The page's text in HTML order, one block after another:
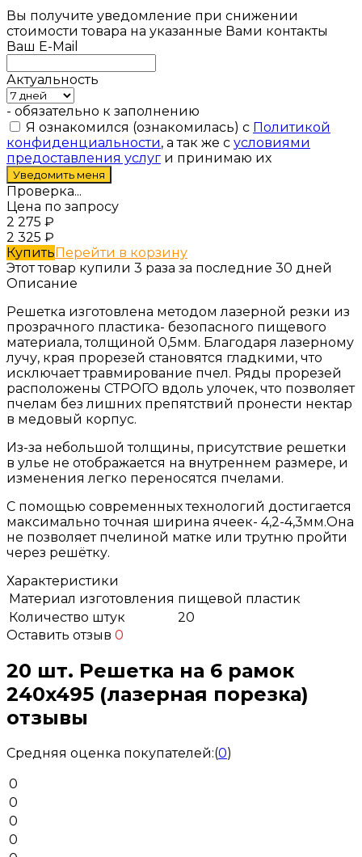
Вы получите уведомление при снижении
стоимости товара на указанные Вами контакты
Ваш E-Mail
Актуальность
- обязательно к заполнению
Я ознакомился (ознакомилась) с Политикой
конфиденциальности, а так же с условиями
предоставления услуг и принимаю их
Проверка...
Цена по запросу
2 275 ₽
2 325 ₽
КупитьПерейти в корзину
Этот товар купили 3 раза за последние 30 дней
Описание
Решетка изготовлена методом лазерной резки из
прозрачного пластика- безопасного пищевого
материала, толщиной 0,5мм. Благодаря лазерному
лучу, края прорезей становятся гладкими, что
исключает травмирование пчел. Ряды прорезей
расположены СТРОГО вдоль улочек, что позволяет
пчелам без лишних препятствий пронести нектар
в медовый корпус.
Из-за небольшой толщины, присутствие решетки
в улье не отображается на внутреннем размере, и
изменения легко переносятся пчелами.
С помощью современных технологий достигается
максимально точная ширина ячеек- 4,2-4,3мм.Она
не позволяет пчелиной матке или трутню пройти
через решётку.
Характеристики
Материал изготовления пищевой пластик
Количество штук
20
Оставить отзыв 0
20 шт. Решетка на 6 рамок
240x495 (лазерная порезка)
отзывы
Средняя оценка покупателей:(0)
0
0
0
0